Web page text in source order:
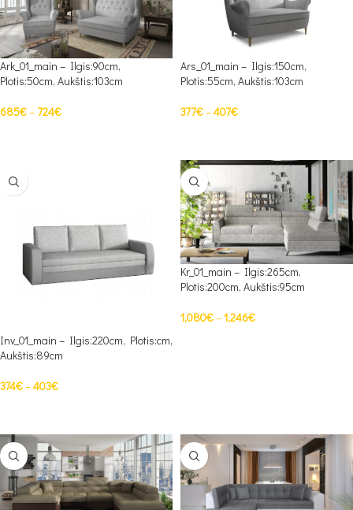
Ark_01_main – Ilgis:90cm,
Plotis:50cm, Aukštis:103cm
685€– 724€
Ars_01_main – Ilgis:150cm,
Plotis:55cm, Aukštis:103cm
377€–407€
Inv_01_main – Ilgis:220cm, Plotis:cm,
Aukštis:89cm
374€–403€
Kr_01_main – Ilgis:265cm,
Plotis:200cm, Aukštis:95cm
1,080€–1,246€